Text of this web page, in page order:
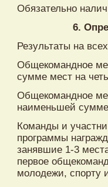
Обязательно
6.
Результаты на
Общекомандное
сумме мест на
Общекомандное
наименьшей
Команды и
программы
занявшие 1-3
первое
молодежи, спорту